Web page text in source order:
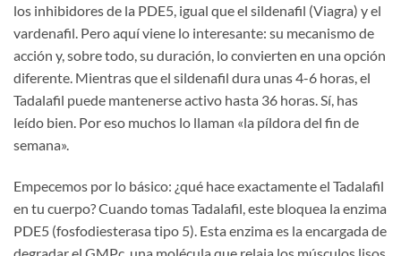
los inhibidores de la PDE5, igual que el sildenafil (Viagra) y el
vardenafil. Pero aquí viene lo interesante: su mecanismo de
acción y, sobre todo, su duración, lo convierten en una opción
diferente. Mientras que el sildenafil dura unas 4-6 horas, el
Tadalafil puede mantenerse activo hasta 36 horas. Sí, has
leído bien. Por eso muchos lo llaman «la píldora del fin de
semana».
Empecemos por lo básico: ¿qué hace exactamente el Tadalafil
en tu cuerpo? Cuando tomas Tadalafil, este bloquea la enzima
PDE5 (fosfodiesterasa tipo 5). Esta enzima es la encargada de
degradar el GMPc, una molécula que relaja los músculos lisos